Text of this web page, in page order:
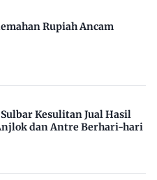
Rupiah Ancam
Kesulitan Jual Hasil
dan Antre Berhari-hari